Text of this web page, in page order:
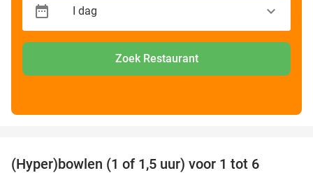
Zoek Restaurant
(Hyper)bowlen (1 of 1,5 uur) voor 1 tot 6